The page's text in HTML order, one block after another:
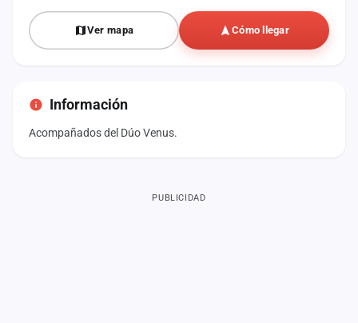
Ver mapa Cómo llegar
Información
Acompañados del Dúo Venus.
PUBLICIDAD